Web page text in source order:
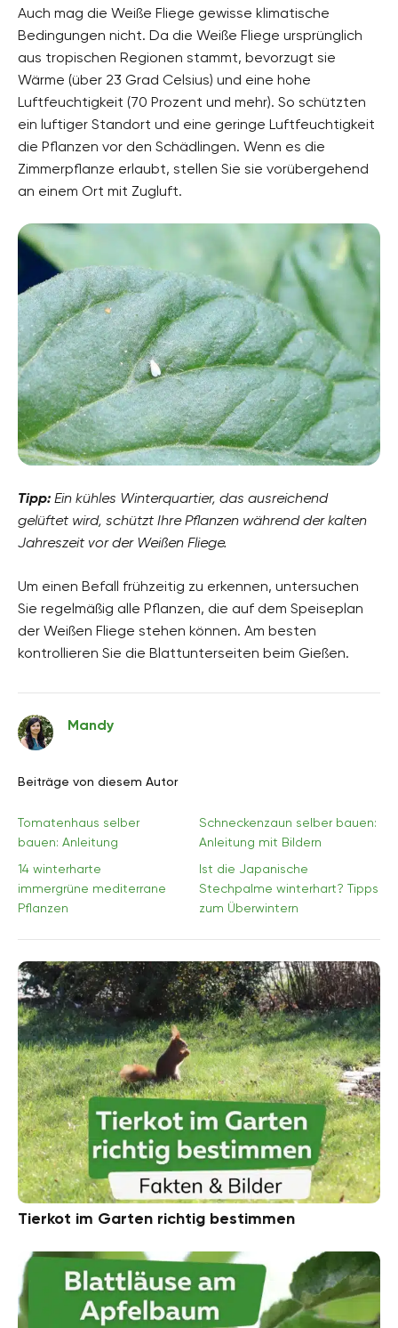
Auch mag die Weiße Fliege gewisse klimatische
Bedingungen nicht. Da die Weiße Fliege ursprünglich
aus tropischen Regionen stammt, bevorzugt sie
Wärme (über 23 Grad Celsius) und eine hohe
Luftfeuchtigkeit (70 Prozent und mehr). So schützten
ein luftiger Standort und eine geringe Luftfeuchtigkeit
die Pflanzen vor den Schädlingen. Wenn es die
Zimmerpflanze erlaubt, stellen Sie sie vorübergehend
an einem Ort mit Zugluft.
Tipp: Ein kühles Winterquartier, das ausreichend
gelüftet wird, schützt Ihre Pflanzen während der kalten
Jahreszeit vor der Weißen Fliege.
Um einen Befall frühzeitig zu erkennen, untersuchen
Sie regelmäßig alle Pflanzen, die auf dem Speiseplan
der Weißen Fliege stehen können. Am besten
kontrollieren Sie die Blattunterseiten beim Gießen.
Mandy
Beiträge von diesem Autor
Tomatenhaus selber
bauen: Anleitung
Schneckenzaun selber bauen:
Anleitung mit Bildern
14 winterharte
immergrüne mediterrane
Pflanzen
Ist die Japanische
Stechpalme winterhart? Tipps
zum Überwintern
Tierkot im Garten richtig bestimmen